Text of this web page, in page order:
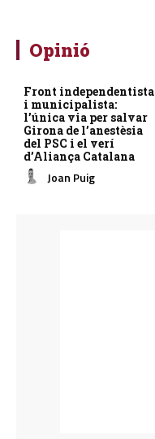
Opinió
Front independentista
i municipalista:
l’única via per salvar
Girona de l’anestèsia
del PSC i el verí
d’Aliança Catalana
Joan Puig